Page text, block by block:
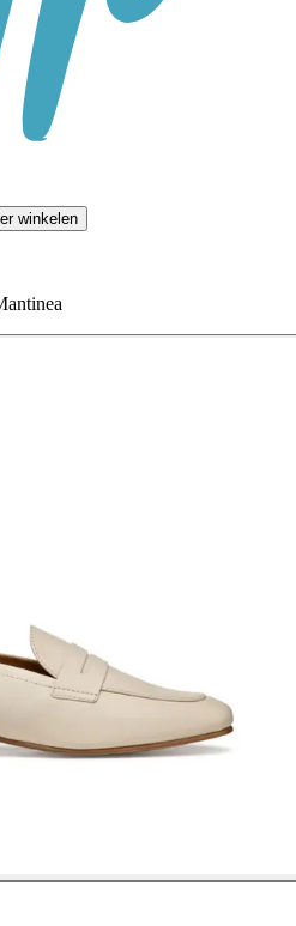
winkelen